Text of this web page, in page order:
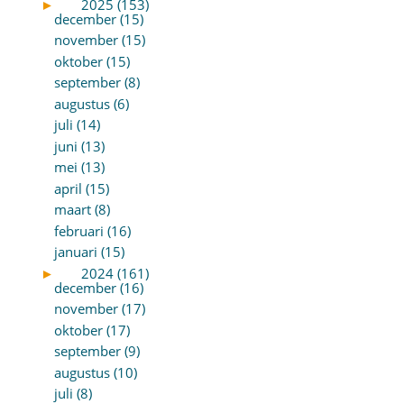
►
2025 (153)
december (15)
november (15)
oktober (15)
september (8)
augustus (6)
juli (14)
juni (13)
mei (13)
april (15)
maart (8)
februari (16)
januari (15)
►
2024 (161)
december (16)
november (17)
oktober (17)
september (9)
augustus (10)
juli (8)